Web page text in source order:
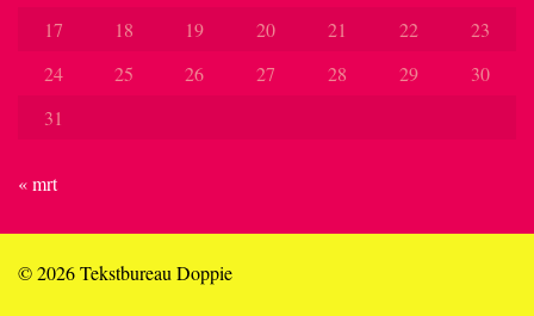
17
18 19 20 21 22
23
24
25 26 27 28 29
30
31
« mrt
© 2026 Tekstbureau Doppie